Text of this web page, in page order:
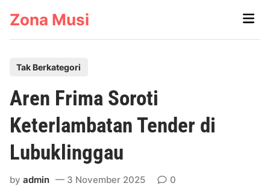
Zona Musi
Main
s
t
e
n
Tak Berkategori
Aren Frima Soroti
Keterlambatan Tender di
Lubuklinggau
byadmin 3 November 2025 0